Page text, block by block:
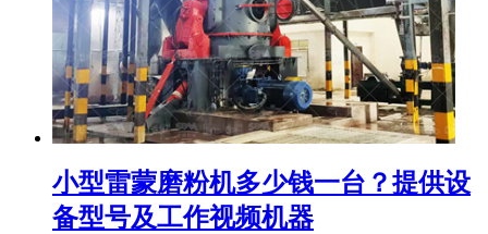
小型雷蒙磨粉机多少钱一台？提供设
备型号及工作视频机器